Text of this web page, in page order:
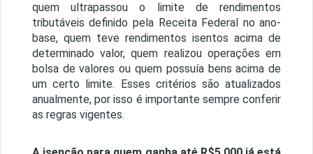
quem ultrapassou o limite de rendimentos
tributáveis definido pela Receita Federal no ano-
base, quem teve rendimentos isentos acima de
determinado valor, quem realizou operações em
bolsa de valores ou quem possuía bens acima de
um certo limite. Esses critérios são atualizados
anualmente, por isso é importante sempre conferir
as regras vigentes.